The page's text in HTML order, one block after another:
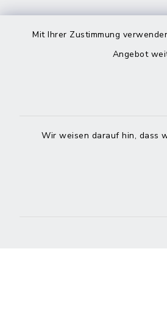
Mit Ihrer Zustimmung
Angebot
Wir weisen darauf hin, dass
Kontakt